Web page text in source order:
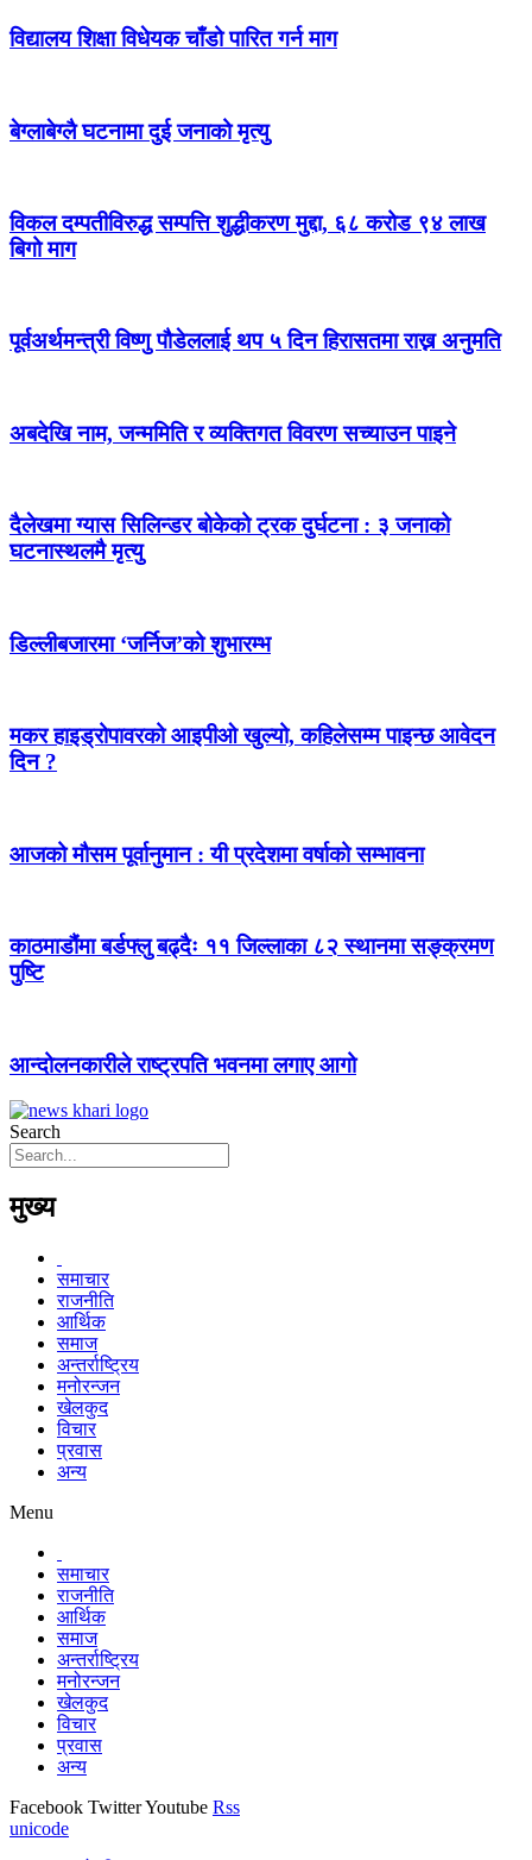
विद्यालय शिक्षा विधेयक चाँडो पारित गर्न माग
बेग्लाबेग्लै घटनामा दुई जनाको मृत्यु
विकल दम्पतीविरुद्ध सम्पत्ति शुद्धीकरण मुद्दा, ६८ करोड ९४ लाख
बिगो माग
पूर्वअर्थमन्त्री विष्णु पौडेललाई थप ५ दिन हिरासतमा राख्न अनुमति
अबदेखि नाम, जन्ममिति र व्यक्तिगत विवरण सच्याउन पाइने
दैलेखमा ग्यास सिलिन्डर बोकेको ट्रक दुर्घटना : ३ जनाको
घटनास्थलमै मृत्यु
डिल्लीबजारमा ‘जर्निज’को शुभारम्भ
मकर हाइड्रोपावरको आइपीओ खुल्यो, कहिलेसम्म पाइन्छ आवेदन
दिन ?
आजको मौसम पूर्वानुमान : यी प्रदेशमा वर्षाको सम्भावना
काठमाडौंमा बर्डफ्लु बढ्दैः ११ जिल्लाका ८२ स्थानमा सङ्क्रमण
पुष्टि
आन्दोलनकारीले राष्ट्रपति भवनमा लगाए आगो
Search
मुख्य
समाचार
राजनीति
आर्थिक
समाज
अन्तर्राष्ट्रिय
मनोरन्जन
खेलकुद
विचार
प्रवास
अन्य
Menu
समाचार
राजनीति
आर्थिक
समाज
अन्तर्राष्ट्रिय
मनोरन्जन
खेलकुद
विचार
प्रवास
अन्य
Facebook TwitterYoutube Rss
unicode